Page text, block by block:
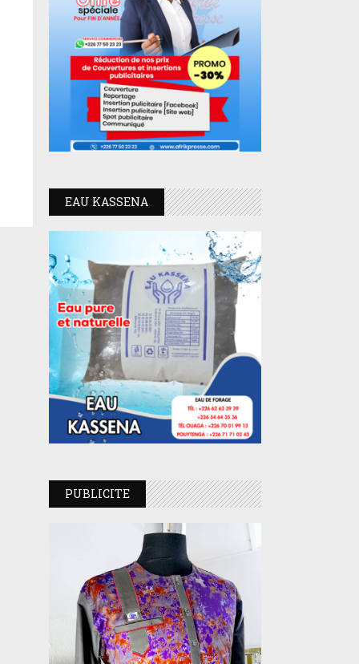
EAU KASSENA
PUBLICITE